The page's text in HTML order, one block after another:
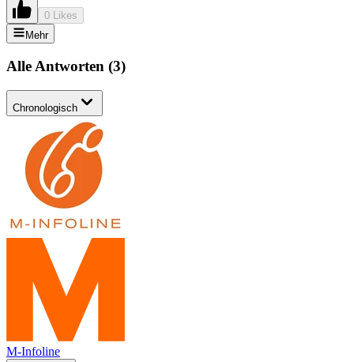
0 Likes
Mehr
Alle Antworten (3)
Chronologisch
M-Infoline